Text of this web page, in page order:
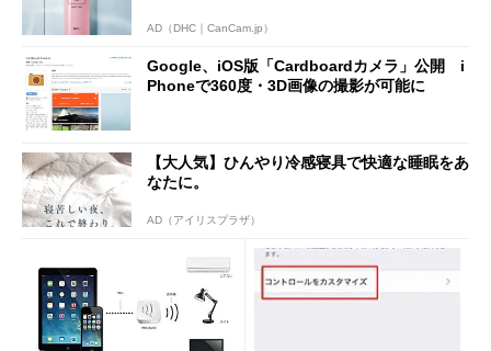
AD（DHC｜CanCam.jp）
Google、iOS版「Cardboardカメラ」公開 i
Phoneで360度・3D画像の撮影が可能に
【大人気】ひんやり冷感寝具で快適な睡眠をあ
なたに。
AD（アイリスプラザ）